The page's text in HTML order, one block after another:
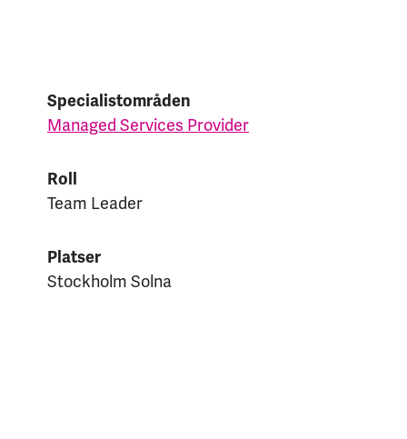
Specialistområden
Managed Services Provider
Roll
Team Leader
Platser
Stockholm Solna